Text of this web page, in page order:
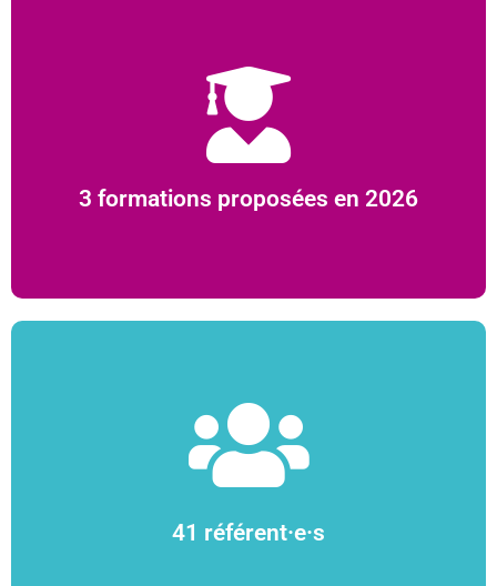
3 formations proposées en 2026
30 actions de sensibilisation en 2025-
2026
41 référent·e·s
Dans 25 unités de recherche